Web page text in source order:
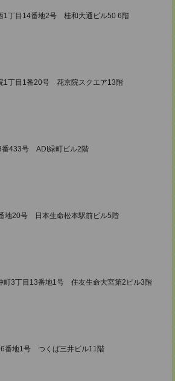
1丁目14番地2号 桂和大通ビル50 6階
1丁目1番20号 花京院スクエア13階
番433号 ADI緑町ビル2階
地20号 日本生命松本駅前ビル5階
町3丁目13番地1号 住友生命大宮第2ビル3階
6番地1号 つくば三井ビル11階